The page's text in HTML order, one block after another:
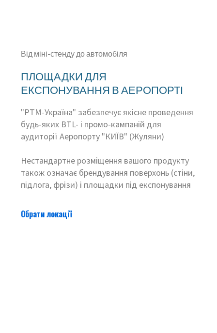
Від міні-стенду до автомобіля
ПЛОЩАДКИ ДЛЯ
ЕКСПОНУВАННЯ В АЕРОПОРТІ
"РТМ-Україна" забезпечує якісне проведення
будь-яких BTL- і промо-кампаній для
аудиторії Аеропорту "КИЇВ" (Жуляни)
Нестандартне розміщення вашого продукту
також означає брендування поверхонь (стіни,
підлога, фрізи) і площадки під експонування
Обрати локації